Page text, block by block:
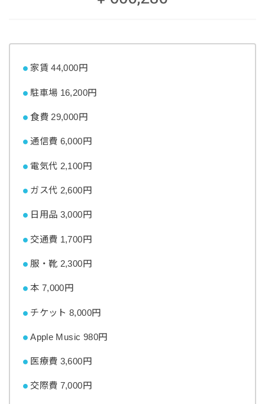
家賃 44,000円
駐車場 16,200円
食費 29,000円
通信費 6,000円
電気代 2,100円
ガス代 2,600円
日用品 3,000円
交通費 1,700円
服・靴 2,300円
本 7,000円
チケット 8,000円
Apple Music 980円
医療費 3,600円
交際費 7,000円